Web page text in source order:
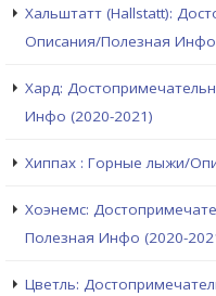
Хальштатт (Hallstatt):
Описания/Полезная Инфо
Хард:
Инфо (2020-2021)
Хиппах : Горные лыжи/
Хоэнемс:
Полезная Инфо (2020-
Цветль: